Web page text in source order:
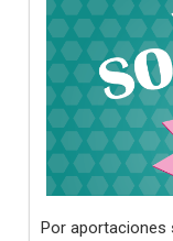
Por aportaciones